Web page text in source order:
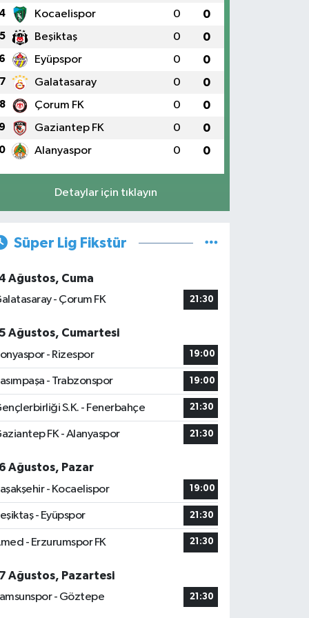
4 Kocaelispor 0 0
5 Beşiktaş 0 0
6 Eyüpspor 0 0
7 Galatasaray 0 0
8 Çorum FK 0 0
9 Gaziantep FK 0 0
Alanyaspor 0 0
Detaylar için tıklayın
Süper Lig Fikstür
Ağustos, Cuma
- Çorum FK
21:30
Ağustos, Cumartesi
- Rizespor
19:00
- Trabzonspor 19:00
S.K. - Fenerbahçe 21:30
FK - Alanyaspor 21:30
Ağustos, Pazar
- Kocaelispor
19:00
- Eyüpspor 21:30
- Erzurumspor FK 21:30
Ağustos, Pazartesi
- Göztepe
21:30